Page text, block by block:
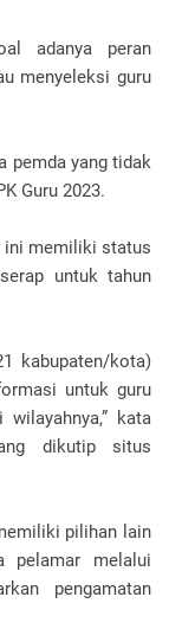
adanya peran
menyeleksi guru
pemda yang tidak
Guru 2023.
ini memiliki status
untuk tahun
kabupaten/kota)
untuk guru
kata
dikutip situs
pilihan lain
pelamar melalui
pengamatan